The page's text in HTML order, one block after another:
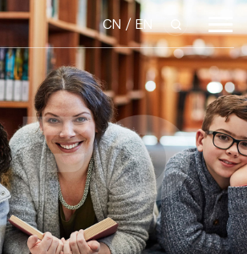
CN / EN